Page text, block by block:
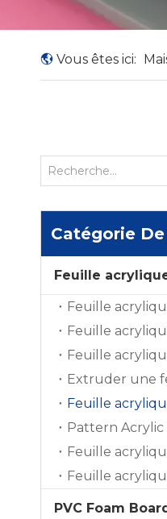
Vous êtes ici:
Catégorie
Feuille
Feuille
Feuille
Feuille
Pattern Acrylic
PVC Foam